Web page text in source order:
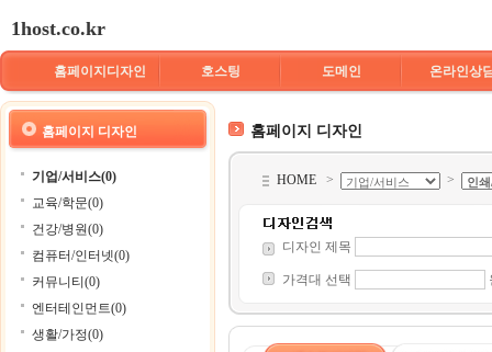
1host.co.kr
홈페이지디자인 호스팅 도메인 온라인상
홈페이지 디자인
기업/서비스(0)
교육/학문(0)
건강/병원(0)
컴퓨터/인터넷(0)
커뮤니티(0)
엔터테인먼트(0)
생활/가정(0)
홈페이지 디자인
HOME > >
디자인 제목
가격대 선택